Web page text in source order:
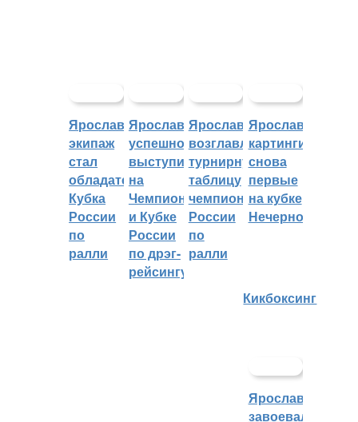
Ярославский
экипаж
стал
обладателем
Кубка
России
по
ралли
Ярославцы
успешно
выступили
на
Чемпионате
и Кубке
России
по дрэг-
рейсингу
Ярославцы
возглавляют
турнирную
таблицу
чемпионата
России
по
ралли
Ярославские
картингисты
снова
первые
на кубке
Нечерноземья
Кикбоксинг
Ярославцы
завоевали